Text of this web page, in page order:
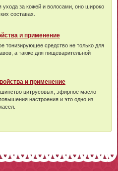
ухода за кожей и волосами, оно широко
составах.
и применение
тонизирующее средство не только для
а также для пищеварительной
и применение
цитрусовых, эфирное масло
настроения и это одно из